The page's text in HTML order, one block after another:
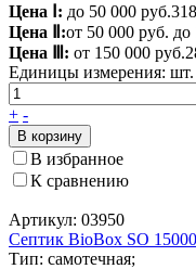
Цена Ⅰ: до 50 000 руб.
Цена Ⅱ:от 50 000 руб. до
Цена Ⅲ: от 150 000 руб.
Единицы измерения: шт.
+ -
В корзину
В избранное
К сравнению
Артикул: 03950
Септик BioBox SO
Тип: самотечная;